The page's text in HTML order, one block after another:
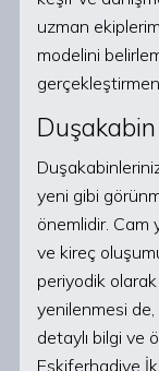
uzman
modelini
Duşakabin
yeni gibi
önemlidir. Cam
ve kireç
periyodik
yenilenmesi de,
detaylı bilgi ve
Eskiferhadiye